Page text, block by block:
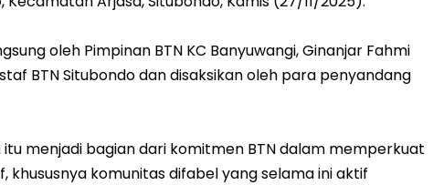
oleh Pimpinan BTN KC Banyuwangi, Ginanjar Fahmi
BTN Situbondo dan disaksikan oleh para penyandang
menjadi bagian dari komitmen BTN dalam memperkuat
khususnya komunitas difabel yang selama ini aktif